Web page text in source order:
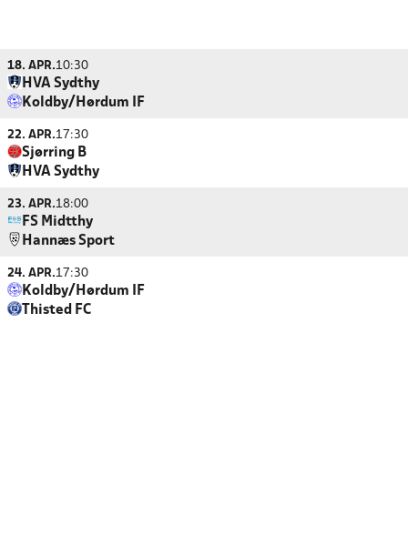
18. APR.10:30
HVA Sydthy
Koldby/Hørdum IF
22. APR.17:30
Sjørring B
HVA Sydthy
23. APR.18:00
FS Midtthy
Hannæs Sport
24. APR.17:30
Koldby/Hørdum IF
Thisted FC